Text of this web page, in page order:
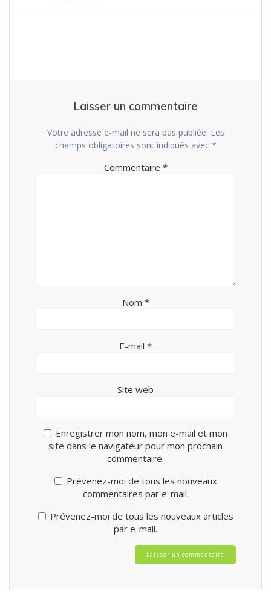
Laisser un commentaire
Votre adresse e-mail ne sera pas publiée. Les
champs obligatoires sont indiqués avec *
Commentaire *
Nom *
E-mail *
Site web
Enregistrer mon nom, mon e-mail et mon
site dans le navigateur pour mon prochain
commentaire.
Prévenez-moi de tous les nouveaux
commentaires par e-mail.
Prévenez-moi de tous les nouveaux articles
par e-mail.